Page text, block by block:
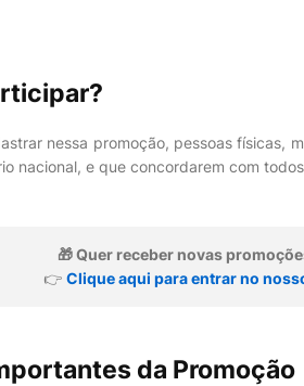
nessa promoção, pessoas físicas,
nacional, e que concordarem com
🎁 Quer receber novas
👉 Clique aqui para entrar no
da Promoção